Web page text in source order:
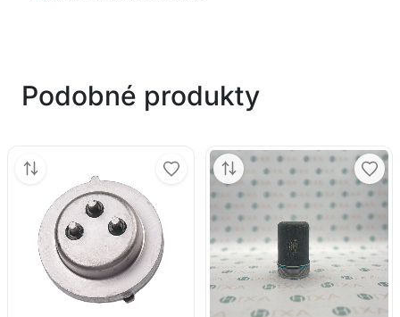
Podobné produkty